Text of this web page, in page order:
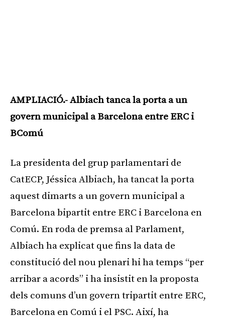
AMPLIACIÓ.- Albiach tanca la porta a un
govern municipal a Barcelona entre ERC i
BComú
La presidenta del grup parlamentari de
CatECP, Jéssica Albiach, ha tancat la porta
aquest dimarts a un govern municipal a
Barcelona bipartit entre ERC i Barcelona en
Comú. En roda de premsa al Parlament,
Albiach ha explicat que fins la data de
constitució del nou plenari hi ha temps “per
arribar a acords” i ha insistit en la proposta
dels comuns d’un govern tripartit entre ERC,
Barcelona en Comú i el PSC. Així, ha